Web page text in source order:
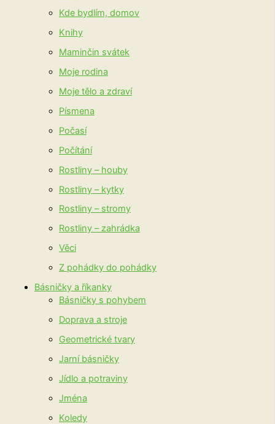
Kde bydlím, domov
Knihy
Maminčin svátek
Moje rodina
Moje tělo a zdraví
Písmena
Počasí
Počítání
Rostliny – houby
Rostliny – kytky
Rostliny – stromy
Rostliny – zahrádka
Věci
Z pohádky do pohádky
Básničky a říkanky
Básničky s pohybem
Doprava a stroje
Geometrické tvary
Jarní básničky
Jídlo a potraviny
Jména
Koledy